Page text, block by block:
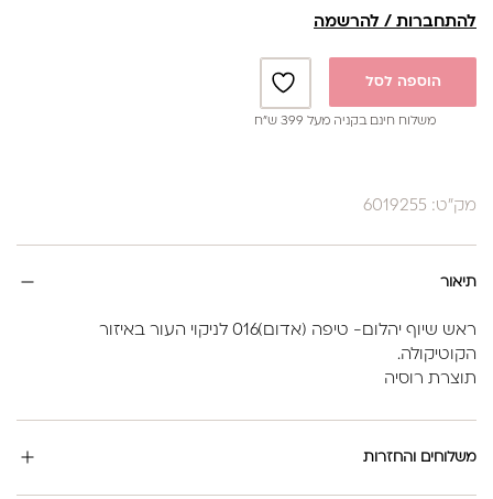
להתחברות / להרשמה
הוספה לסל
משלוח חינם בקניה מעל 399 ש”ח
מק"ט: 6019255
תיאור
ראש שיוף יהלום- טיפה (אדום)016 לניקוי העור באיזור
הקוטיקולה.
תוצרת רוסיה
משלוחים והחזרות